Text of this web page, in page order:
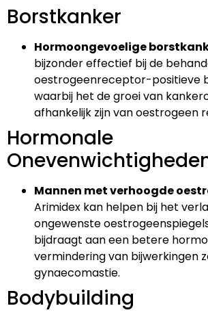
Borstkanker
Hormoongevoelige
bijzonder effectief bij de
oestrogeenreceptor-positieve
waarbij het de groei van
afhankelijk zijn van oestrogeen
Hormonale
Mannen met verhoogde
Arimidex kan helpen bij het
ongewenste
bijdraagt aan een betere
vermindering van bijwerkingen
gynaecomastie.
Bodybuilding